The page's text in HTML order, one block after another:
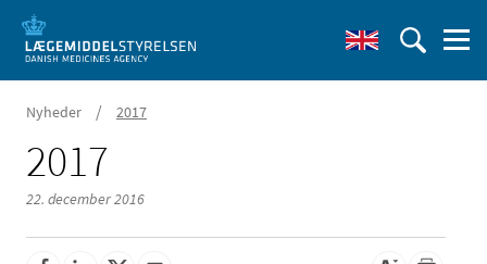
Nyheder / 2017
2017
22. december 2016